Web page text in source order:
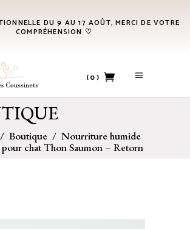
DU 9 AU 17 AOÛT, MERCI DE VOTRE
COMPRÉHENSION ♡
(0)
in the cart.
/ Boutique / Nourriture humide
pour chat Thon Saumon – Retorn